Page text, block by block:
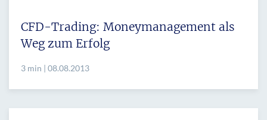
CFD-Trading: Moneymanagement als
Weg zum Erfolg
3 min | 08.08.2013